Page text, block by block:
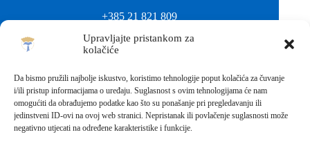
Upravljajte pristankom za
kolačiće
Da bismo pružili najbolje iskustvo, koristimo tehnologije poput kolačića za čuvanje
i/ili pristup informacijama o uređaju. Suglasnost s ovim tehnologijama će nam
omogućiti da obrađujemo podatke kao što su ponašanje pri pregledavanju ili
jedinstveni ID-ovi na ovoj web stranici. Nepristanak ili povlačenje suglasnosti može
negativno utjecati na određene karakteristike i funkcije.
+385 21 821 809
EMAIL:
EMAIL:
fkgsinj@gmail.com
Svako neovlašteno preuzimanje fotografija i sadržaja s ove web